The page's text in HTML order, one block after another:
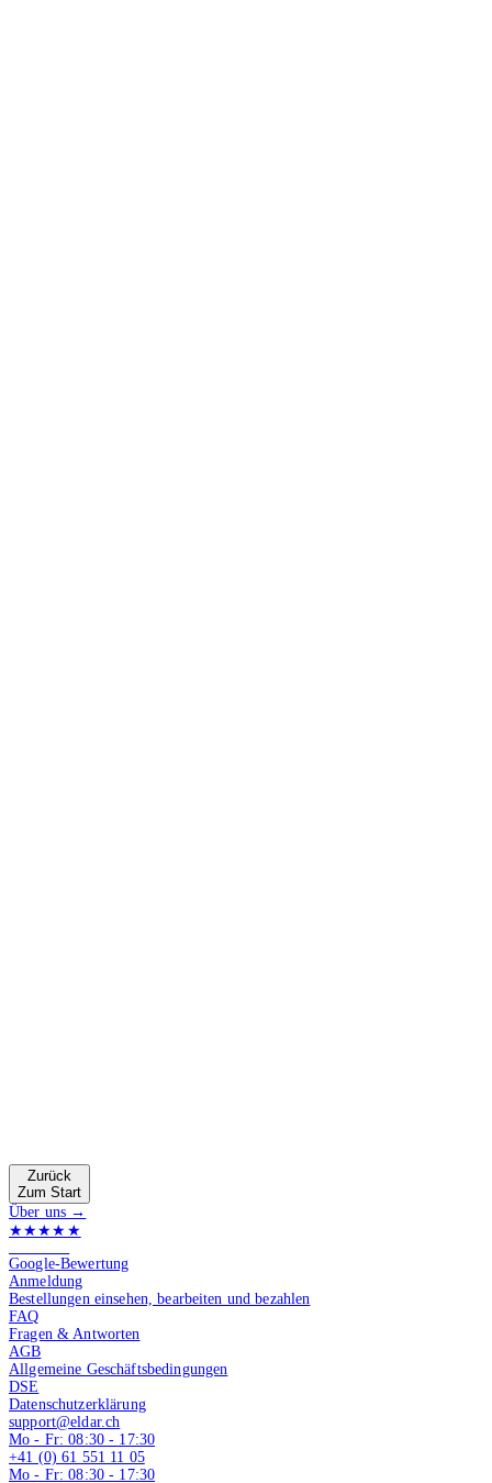
Zurück
Zum Start
Über uns →
★★★★★
Google-Bewertung
Anmeldung
Bestellungen einsehen, bearbeiten und bezahlen
FAQ
Fragen & Antworten
AGB
Allgemeine Geschäftsbedingungen
DSE
Datenschutzerklärung
support@eldar.ch
Mo - Fr: 08:30 - 17:30
+41 (0) 61 551 11 05
Mo - Fr: 08:30 - 17:30